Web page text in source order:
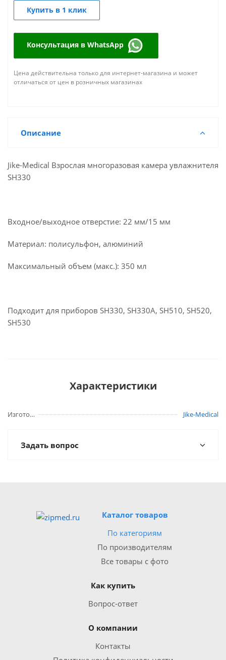
Купить в 1 клик
Консультация в WhatsApp
Цена действительна только для интернет-магазина и может
отличаться от цен в розничных магазинах
Описание
Jike-Medical Взрослая многоразовая камера увлажнителя
SH330
Входное/выходное отверстие: 22 мм/15 мм
Материал: полисульфон, алюминий
Максимальный объем (макс.): 350 мл
Подходит для приборов SH330, SH330A, SH510, SH520,
SH530
Характеристики
Изготовитель Jike-Medical
Задать вопрос
Каталог товаров
По категориям
По производителям
Все товары с фото
Как купить
Вопрос-ответ
О компании
Контакты